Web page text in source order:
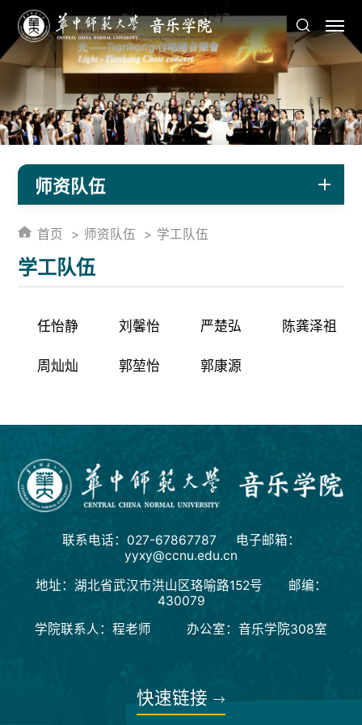
师资队伍
学工队伍
首页 师资队伍 学工队伍
任怡静 刘馨怡 严楚弘 陈龚泽祖
周灿灿 郭堃怡 郭康源
联系电话：027-67867787 电子邮箱：
yyxy@ccnu.edu.cn
地址：湖北省武汉市洪山区珞喻路152号 邮编：
430079
学院联系人：程老师 办公室：音乐学院308室
快速链接